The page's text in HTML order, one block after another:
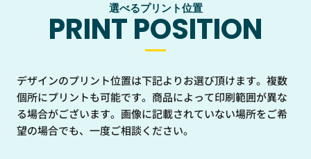
選べるプリント位置
PRINTPOSITION
デザインのプリント位置は下記よりお選び頂けます。複数
個所にプリントも可能です。商品によって印刷範囲が異な
る場合がございます。画像に記載されていない場所をご希
望の場合でも、一度ご相談ください。